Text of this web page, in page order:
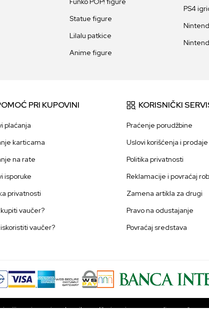
Statue figure
Lilalu patkice
Anime figure
PS4
PRI KUPOVINI
plaćanja
karticama
na rate
isporuke
privatnosti
vaučer?
iskoristiti vaučer?
KORISNIČKI
Praćenje porudžbine
Uslovi korišćenja i prodaje
Politika privatnosti
Reklamacije i povraćaj
Zamena artikla za drugi
Pravo na odustajanje
Povraćaj sredstava